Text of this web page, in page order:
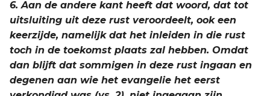
6. Aan de andere kant heeft dat woord, dat tot
uitsluiting uit deze rust veroordeelt, ook een
keerzijde, namelijk dat het inleiden in die rust
toch in de toekomst plaats zal hebben. Omdat
dan blijft dat sommigen in deze rust ingaan en
degenen aan wie het evangelie het eerst